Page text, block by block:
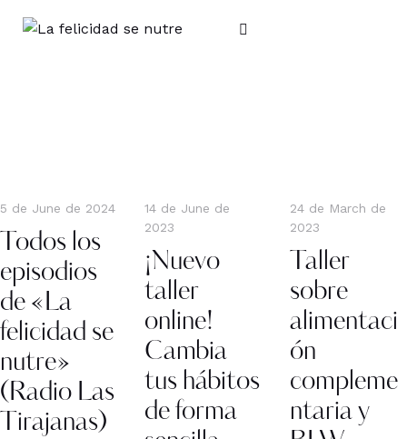
5 de June de 2024
Todos los
episodios
de «La
felicidad se
nutre»
(Radio Las
Tirajanas)
14 de June de
2023
¡Nuevo
taller
online!
Cambia
tus hábitos
de forma
24 de March de
2023
Taller
sobre
alimentaci
ón
compleme
ntaria y